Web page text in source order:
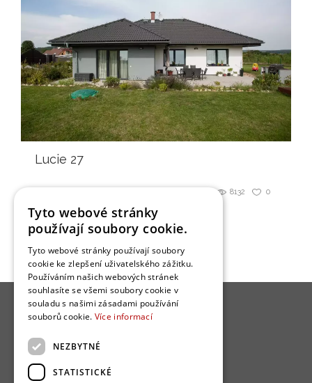
Lucie 27
0
8132
Tyto webové stránky
používají soubory cookie.
Tyto webové stránky používají soubory
cookie ke zlepšení uživatelského zážitku.
Používáním našich webových stránek
souhlasíte se všemi soubory cookie v
souladu s našimi zásadami používání
souborů cookie. Více informací
NEZBYTNÉ
STATISTICKÉ